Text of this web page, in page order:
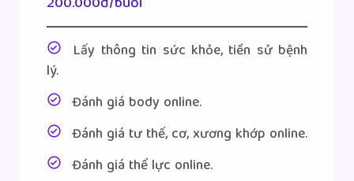
Lấy thông tin sức khỏe, tiền sử bệnh
lý.
Đánh giá body online.
Đánh giá tư thế, cơ, xương khớp online.
Đánh giá thể lực online.